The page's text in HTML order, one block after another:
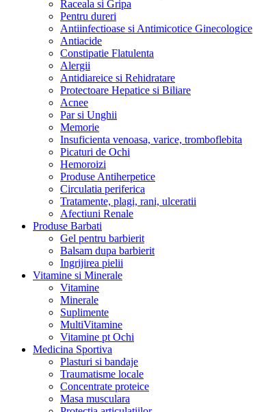
Raceala si Gripa
Pentru dureri
Antiinfectioase si Antimicotice Ginecologice
Antiacide
Constipatie Flatulenta
Alergii
Antidiareice si Rehidratare
Protectoare Hepatice si Biliare
Acnee
Par si Unghii
Memorie
Insuficienta venoasa, varice, tromboflebita
Picaturi de Ochi
Hemoroizi
Produse Antiherpetice
Circulatia periferica
Tratamente, plagi, rani, ulceratii
Afectiuni Renale
Produse Barbati
Gel pentru barbierit
Balsam dupa barbierit
Ingrijirea pielii
Vitamine si Minerale
Vitamine
Minerale
Suplimente
MultiVitamine
Vitamine pt Ochi
Medicina Sportiva
Plasturi si bandaje
Traumatisme locale
Concentrate proteice
Masa musculara